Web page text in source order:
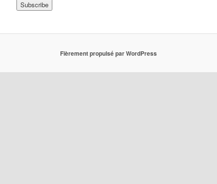
Fièrement propulsé par WordPress